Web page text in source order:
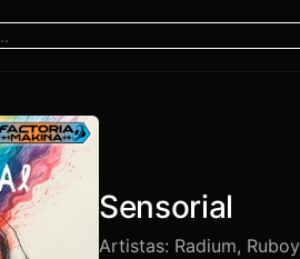
Sensorial
Artistas: Radium, Ruboy